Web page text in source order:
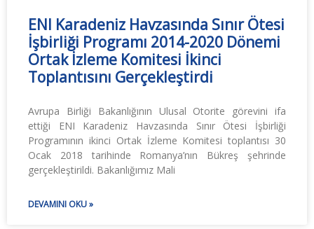
ENI Karadeniz Havzasında Sınır Ötesi
İşbirliği Programı 2014-2020 Dönemi
Ortak İzleme Komitesi İkinci
Toplantısını Gerçekleştirdi
Avrupa Birliği Bakanlığının Ulusal Otorite görevini ifa
ettiği ENI Karadeniz Havzasında Sınır Ötesi İşbirliği
Programının ikinci Ortak İzleme Komitesi toplantısı 30
Ocak 2018 tarihinde Romanya’nın Bükreş şehrinde
gerçekleştirildi. Bakanlığımız Mali
DEVAMINI OKU »